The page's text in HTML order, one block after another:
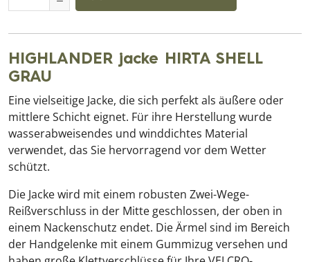
HIGHLANDER jacke HIRTA SHELL
GRAU
Eine vielseitige Jacke, die sich perfekt als äußere oder
mittlere Schicht eignet. Für ihre Herstellung wurde
wasserabweisendes und winddichtes Material
verwendet, das Sie hervorragend vor dem Wetter
schützt.
Die Jacke wird mit einem robusten Zwei-Wege-
Reißverschluss in der Mitte geschlossen, der oben in
einem Nackenschutz endet. Die Ärmel sind im Bereich
der Handgelenke mit einem Gummizug versehen und